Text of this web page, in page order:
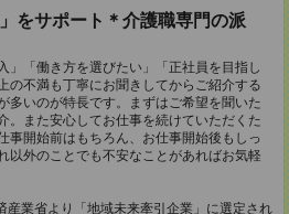
をサポート＊介護職専門の派
」「働き方を選びたい」「正社員を目指し
の不満も丁寧にお聞きしてからご紹介する
多いのが特長です。まずはご希望を聞いた
。また安心してお仕事を続けていただくた
事開始前はもちろん、お仕事開始後もしっ
以外のことでも不安なことがあればお気軽
業省より「地域未来牽引企業」に選定され